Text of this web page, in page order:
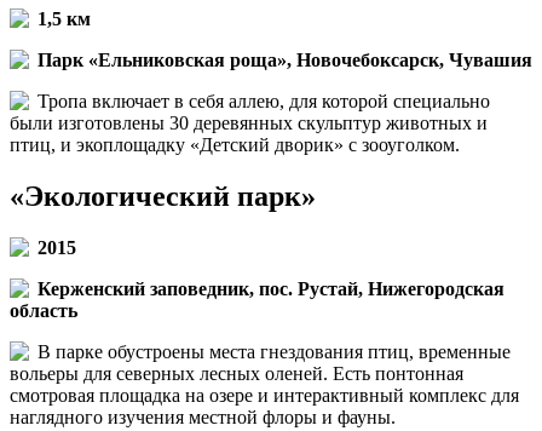
1,5 км
Парк «Ельниковская роща», Новочебоксарск, Чувашия
Тропа включает в себя аллею, для которой специально
были изготовлены 30 деревянных скульптур животных и
птиц, и экоплощадку «Детский дворик» с зооуголком.
«Экологический парк»
2015
Керженский заповедник, пос. Рустай, Нижегородская
область
В парке обустроены места гнездования птиц, временные
вольеры для северных лесных оленей. Есть понтонная
смотровая площадка на озере и интерактивный комплекс для
наглядного изучения местной флоры и фауны.